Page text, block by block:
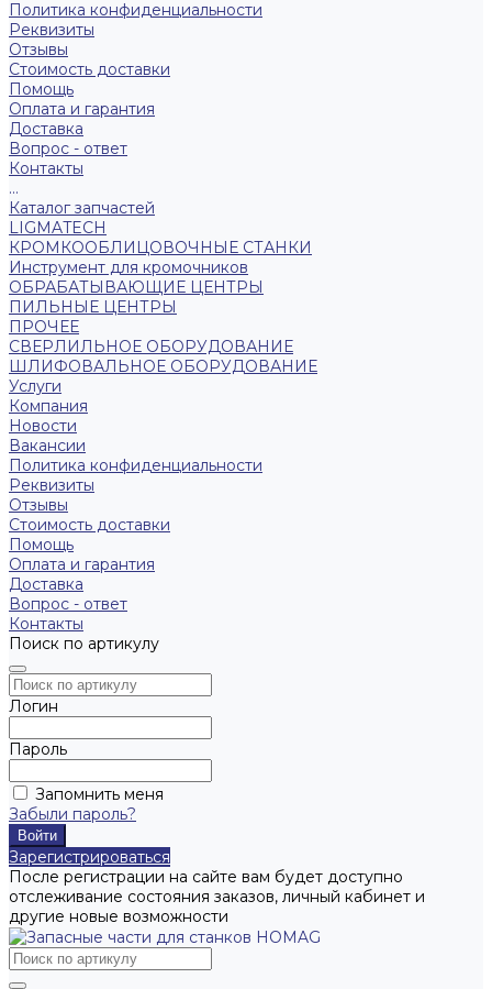
Политика конфиденциальности
Реквизиты
Отзывы
Стоимость доставки
Помощь
Оплата и гарантия
Доставка
Вопрос - ответ
Контакты
...
Каталог запчастей
LIGMATECH
КРОМКООБЛИЦОВОЧНЫЕ СТАНКИ
Инструмент для кромочников
ОБРАБАТЫВАЮЩИЕ ЦЕНТРЫ
ПИЛЬНЫЕ ЦЕНТРЫ
ПРОЧЕЕ
СВЕРЛИЛЬНОЕ ОБОРУДОВАНИЕ
ШЛИФОВАЛЬНОЕ ОБОРУДОВАНИЕ
Услуги
Компания
Новости
Вакансии
Политика конфиденциальности
Реквизиты
Отзывы
Стоимость доставки
Помощь
Оплата и гарантия
Доставка
Вопрос - ответ
Контакты
Поиск по артикулу
Логин
Пароль
Запомнить меня
Забыли пароль?
Зарегистрироваться
После регистрации на сайте вам будет доступно
отслеживание состояния заказов, личный кабинет и
другие новые возможности